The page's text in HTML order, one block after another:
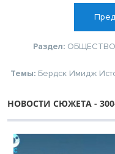
Раздел: ОБЩЕСТВО
Темы: Бердск Имидж
НОВОСТИ СЮЖЕТА -